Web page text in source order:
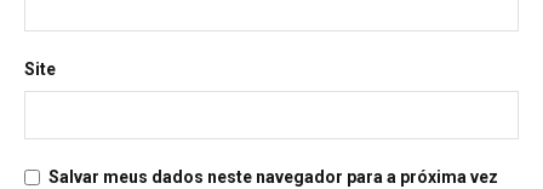
Site
Salvar meus dados neste navegador para a próxima vez